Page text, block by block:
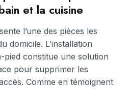
et la cuisine
l’une des pièces les
domicile. L’installation
pied constitue une solution
pour supprimer les
Comme en témoignent